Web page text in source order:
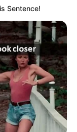
da
relacionados
às
Sentence!